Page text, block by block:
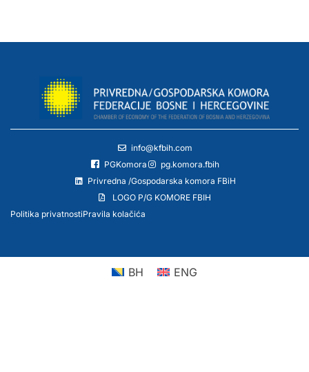
info@kfbih.com
PGKomora
pg.komora.fbih
Privredna /Gospodarska komora FBiH
LOGO P/G KOMORE FBIH
Politika privatnostiPravila kolačića
BH ENG